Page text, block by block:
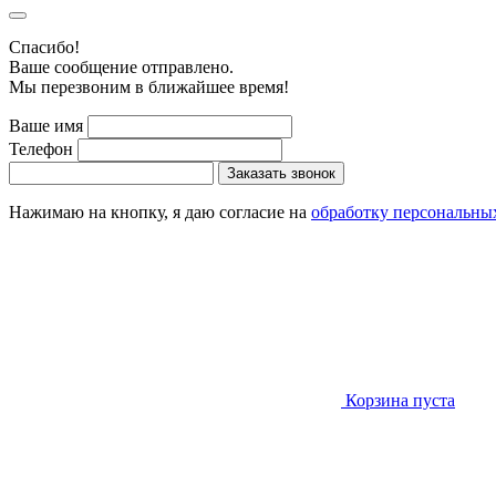
Cпасибо!
Ваше сообщение отправлено.
Мы перезвоним в ближайшее время!
Ваше имя
Телефон
Заказать звонок
Нажимаю на кнопку, я даю согласие на обработку
Корзина пуста